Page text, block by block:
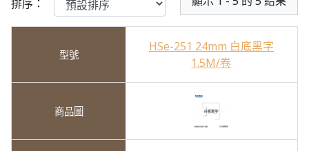
排序：
HSe-251 24mm 白底黑字
1.5M/卷